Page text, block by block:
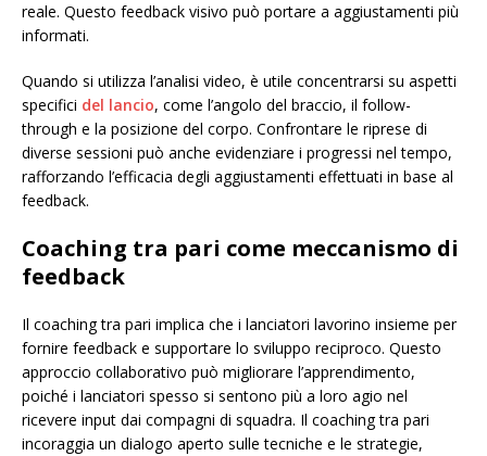
reale. Questo feedback visivo può portare a aggiustamenti più
informati.
Quando si utilizza l’analisi video, è utile concentrarsi su aspetti
specifici del lancio, come l’angolo del braccio, il follow-
through e la posizione del corpo. Confrontare le riprese di
diverse sessioni può anche evidenziare i progressi nel tempo,
rafforzando l’efficacia degli aggiustamenti effettuati in base al
feedback.
Coaching tra pari come meccanismo di
feedback
Il coaching tra pari implica che i lanciatori lavorino insieme per
fornire feedback e supportare lo sviluppo reciproco. Questo
approccio collaborativo può migliorare l’apprendimento,
poiché i lanciatori spesso si sentono più a loro agio nel
ricevere input dai compagni di squadra. Il coaching tra pari
incoraggia un dialogo aperto sulle tecniche e le strategie,